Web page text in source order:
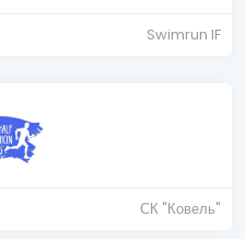
Swimrun IF
СК "Ковель"